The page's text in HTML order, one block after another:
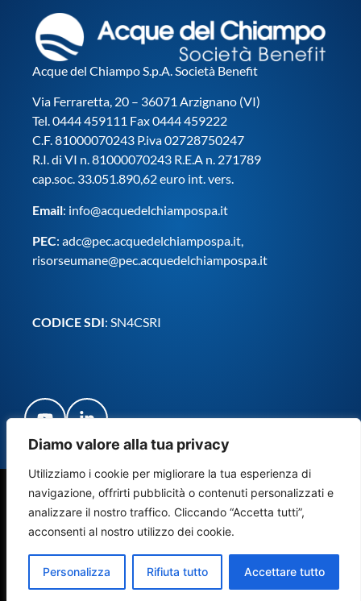
Diamo valore alla tua privacy
Utilizziamo i cookie per migliorare la tua esperienza di
navigazione, offrirti pubblicità o contenuti personalizzati e
analizzare il nostro traffico. Cliccando “Accetta tutti”,
acconsenti al nostro utilizzo dei cookie.
Personalizza Rifiuta tutto Accettare tutto
Acque del Chiampo S.p.A. Società Benefit
Via Ferraretta, 20 – 36071 Arzignano (VI)
Tel. 0444 459111 Fax 0444 459222
C.F. 81000070243 P.iva 02728750247
R.I. di VI n. 81000070243 R.E.A n. 271789
cap.soc. 33.051.890,62 euro int. vers.
Email: info@acquedelchiampospa.it
PEC: adc@pec.acquedelchiampospa.it,
risorseumane@pec.acquedelchiampospa.it
CODICE SDI: SN4CSRI
© Copyright Acque del Chiampo S.p.A. Società Benefit 2024
– Tutti i diritti riservati
Credits
Privacy & Cookie policy